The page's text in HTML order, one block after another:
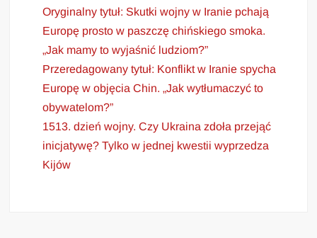
Oryginalny tytuł: Skutki wojny w Iranie pchają
Europę prosto w paszczę chińskiego smoka.
„Jak mamy to wyjaśnić ludziom?”
Przeredagowany tytuł: Konflikt w Iranie spycha
Europę w objęcia Chin. „Jak wytłumaczyć to
obywatelom?”
1513. dzień wojny. Czy Ukraina zdoła przejąć
inicjatywę? Tylko w jednej kwestii wyprzedza
Kijów